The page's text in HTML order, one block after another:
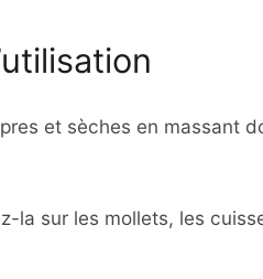
et sèches en massant
la sur les mollets, les